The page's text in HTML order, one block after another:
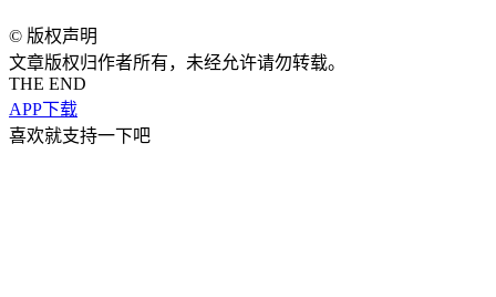
© 版权声明
文章版权归作者所有，未经允许请勿转载。
THE END
APP下载
喜欢就支持一下吧